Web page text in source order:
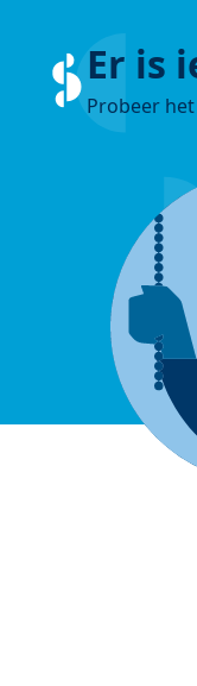
Er is
Probeer